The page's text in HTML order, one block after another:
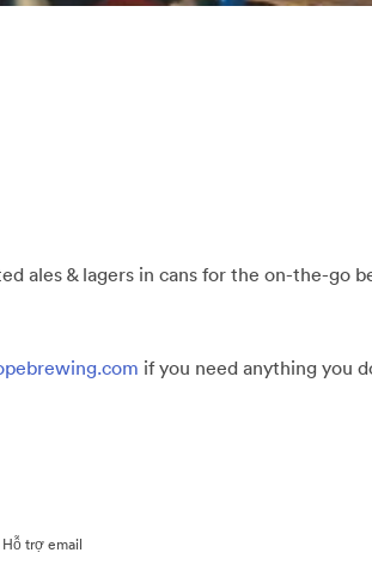
ales & lagers in cans for the on-the-go
if you need anything you
Hỗ trợ email